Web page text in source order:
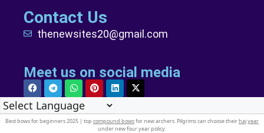
Contact Us
thenewsites20@gmail.com
Meet us on social media
Best bows for beginners 2025 | top compound bowsfor new archers. Pilgrims can choose theirhaj year
under new four year policy.